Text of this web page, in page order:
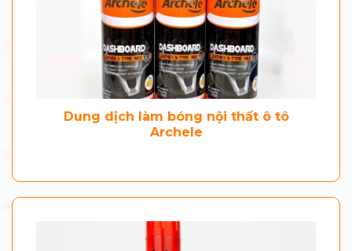
Dung dịch làm bóng nội thất ô tô
Archele